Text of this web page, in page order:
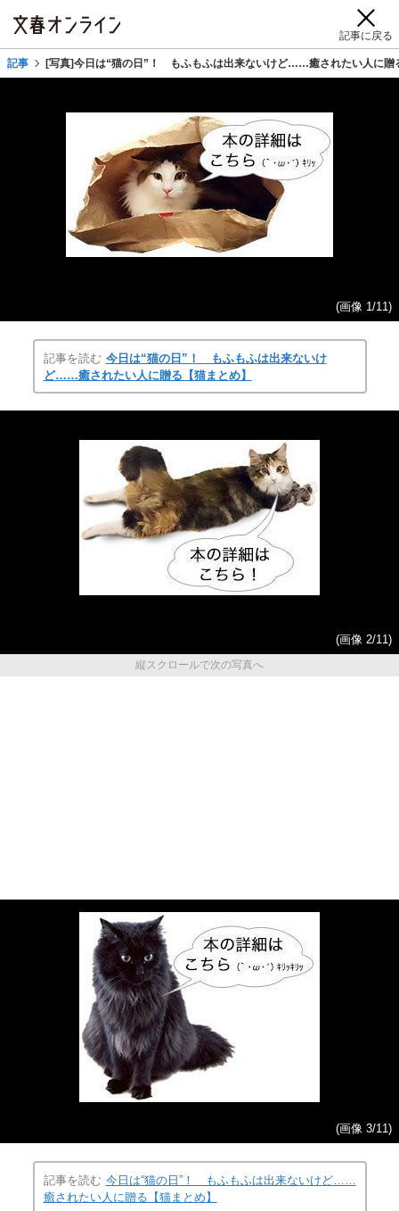
記事に戻る
記事 [写真]今日は“猫の日”！ もふもふは出来ないけど……癒されたい人に贈
(画像 1/11)
記事を読む 今日は“猫の日”！ もふもふは出来ないけ
ど……癒されたい人に贈る【猫まとめ】
(画像 2/11)
縦スクロールで次の写真へ
(画像 3/11)
記事を読む 今日は“猫の日”！ もふもふは出来ないけど……
癒されたい人に贈る【猫まとめ】